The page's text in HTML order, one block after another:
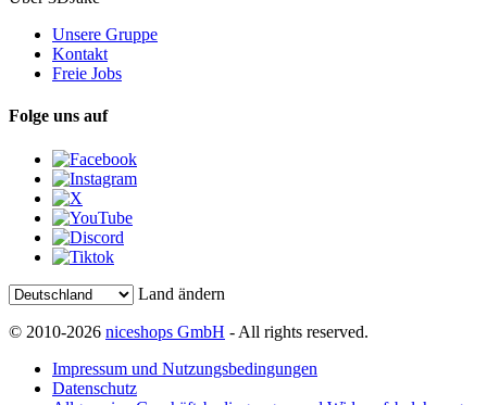
Unsere Gruppe
Kontakt
Freie Jobs
Folge uns auf
Land ändern
© 2010-2026 niceshops GmbH - All rights reserved.
Impressum und Nutzungsbedingungen
Datenschutz